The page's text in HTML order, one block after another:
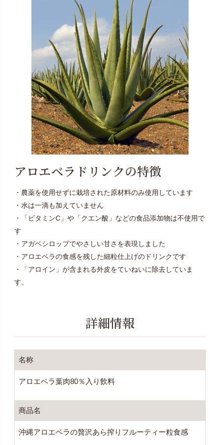
アロエベラドリンクの特徴
・農薬を使用せずに栽培された原材料のみ使用しています
・水は一滴も加えていません
・「ビタミンC」や「クエン酸」などの食品添加物は不使用で
す
・アガベシロップでやさしい甘さを表現しました
・アロエベラの食感を残した細粒仕上げのドリンクです
・「アロイン」が含まれる外皮をていねいに除去していま
す。
詳細情報
名称
アロエベラ葉肉80％入り飲料
商品名
沖縄アロエベラの贅沢あら搾りフルーティー粒食感